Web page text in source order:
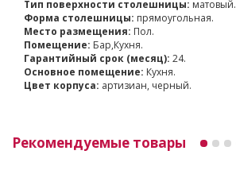
Тип поверхности столешницы: матовый.
Форма столешницы: прямоугольная.
Место размещения: Пол.
Помещение: Бар,Кухня.
Гарантийный срок (месяц): 24.
Основное помещение: Кухня.
Цвет корпуса: артизиан, черный.
Рекомендуемые товары